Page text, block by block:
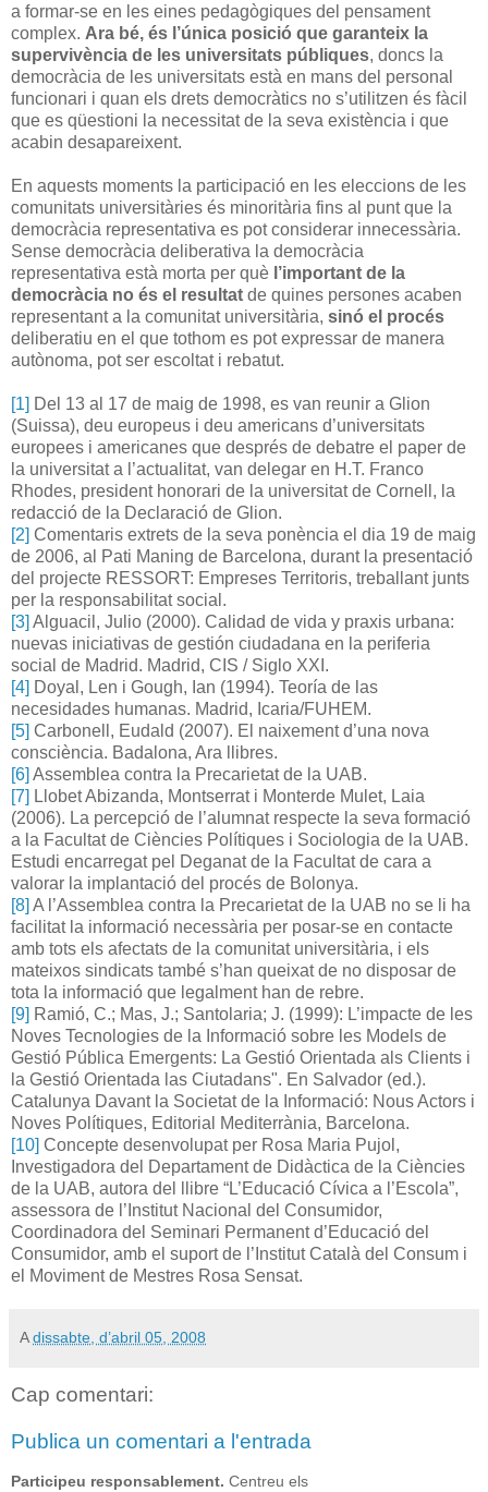
a formar-se en les eines pedagògiques del pensament
complex. Ara bé, és l’única posició que garanteix la
supervivència de les universitats públiques, doncs la
democràcia de les universitats està en mans del personal
funcionari i quan els drets democràtics no s’utilitzen és fàcil
que es qüestioni la necessitat de la seva existència i que
acabin desapareixent.
En aquests moments la participació en les eleccions de les
comunitats universitàries és minoritària fins al punt que la
democràcia representativa es pot considerar innecessària.
Sense democràcia deliberativa la democràcia
representativa està morta per què l’important de la
democràcia no és el resultat de quines persones acaben
representant a la comunitat universitària, sinó el procés
deliberatiu en el que tothom es pot expressar de manera
autònoma, pot ser escoltat i rebatut.
[1] Del 13 al 17 de maig de 1998, es van reunir a Glion
(Suissa), deu europeus i deu americans d’universitats
europees i americanes que després de debatre el paper de
la universitat a l’actualitat, van delegar en H.T. Franco
Rhodes, president honorari de la universitat de Cornell, la
redacció de la Declaració de Glion.
[2] Comentaris extrets de la seva ponència el dia 19 de maig
de 2006, al Pati Maning de Barcelona, durant la presentació
del projecte RESSORT: Empreses Territoris, treballant junts
per la responsabilitat social.
[3] Alguacil, Julio (2000). Calidad de vida y praxis urbana:
nuevas iniciativas de gestión ciudadana en la periferia
social de Madrid. Madrid, CIS / Siglo XXI.
[4] Doyal, Len i Gough, Ian (1994). Teoría de las
necesidades humanas. Madrid, Icaria/FUHEM.
[5] Carbonell, Eudald (2007). El naixement d’una nova
consciència. Badalona, Ara llibres.
[6] Assemblea contra la Precarietat de la UAB.
[7] Llobet Abizanda, Montserrat i Monterde Mulet, Laia
(2006). La percepció de l’alumnat respecte la seva formació
a la Facultat de Ciències Polítiques i Sociologia de la UAB.
Estudi encarregat pel Deganat de la Facultat de cara a
valorar la implantació del procés de Bolonya.
[8] A l’Assemblea contra la Precarietat de la UAB no se li ha
facilitat la informació necessària per posar-se en contacte
amb tots els afectats de la comunitat universitària, i els
mateixos sindicats també s’han queixat de no disposar de
tota la informació que legalment han de rebre.
[9] Ramió, C.; Mas, J.; Santolaria; J. (1999): L’impacte de les
Noves Tecnologies de la Informació sobre les Models de
Gestió Pública Emergents: La Gestió Orientada als Clients i
la Gestió Orientada las Ciutadans". En Salvador (ed.).
Catalunya Davant la Societat de la Informació: Nous Actors i
Noves Polítiques, Editorial Mediterrània, Barcelona.
[10] Concepte desenvolupat per Rosa Maria Pujol,
Investigadora del Departament de Didàctica de la Ciències
de la UAB, autora del llibre “L’Educació Cívica a l’Escola”,
assessora de l’Institut Nacional del Consumidor,
Coordinadora del Seminari Permanent d’Educació del
Consumidor, amb el suport de l’Institut Català del Consum i
el Moviment de Mestres Rosa Sensat.
Adissabte, d’abril 05, 2008
Cap comentari:
Publica un comentari a l'entrada
Participeu responsablement. Centreu els